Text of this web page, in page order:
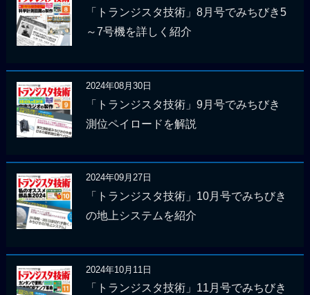
「トランジスタ技術」8月号でみちびき5
～7号機を詳しく紹介
2024年08月30日
「トランジスタ技術」9月号でみちびき
測位ペイロードを解説
2024年09月27日
「トランジスタ技術」10月号でみちびき
の地上システムを紹介
2024年10月11日
「トランジスタ技術」11月号でみちびき